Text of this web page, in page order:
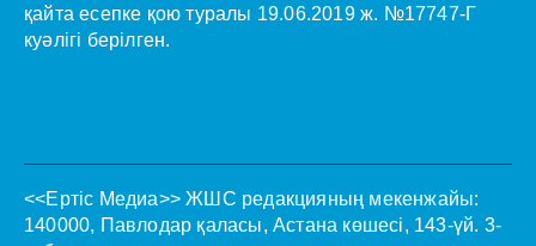
қайта есепке қою туралы 19.06.2019 ж. №17747-Г
куәлігі берілген.
<<Ертіс Медиа>> ЖШС редакцияның мекенжайы:
140000, Павлодар қаласы, Астана көшесі, 143-үй. 3-